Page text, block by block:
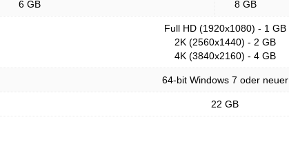
6 GB
8 GB
Full HD (1920x1080) - 1 GB
2K (2560x1440) - 2 GB
4K (3840x2160) - 4 GB
64-bit Windows 7 oder neuer
22 GB